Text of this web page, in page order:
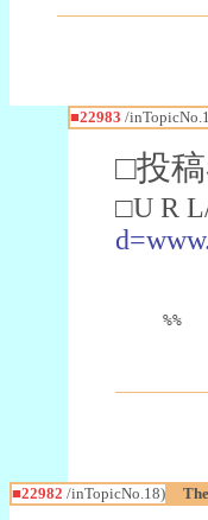
■22983 /
□投
□U R
%%
■22982 /inTopicNo.18)